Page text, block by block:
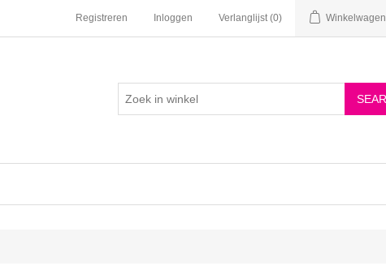
Registreren Inloggen Verlanglijst (0) Winkelwagen